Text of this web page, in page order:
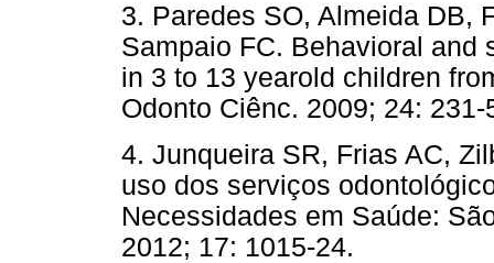
3. Paredes SO, Almeida DB,
Sampaio FC. Behavioral and
in 3 to 13 yearold children
Odonto Ciênc. 2009; 24: 231-
4. Junqueira SR, Frias AC,
uso dos serviços
Necessidades em Saúde:
2012; 17: 1015-24.